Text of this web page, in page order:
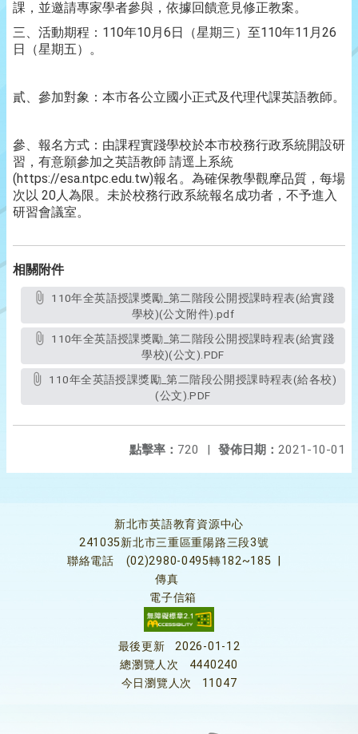
課，並邀請專家學者參與，依據回饋意見修正教案。
三、活動期程：110年10月6日（星期三）至110年11月26
日（星期五）。
貳、參加對象：本市各公立國小正式及代理代課英語教師。
參、報名方式：由課程實踐學校於本市校務行政系統開設研
習，有意願參加之英語教師 請逕上系統
(https://esa.ntpc.edu.tw)報名。為確保教學觀摩品質，每場
次以 20人為限。未於校務行政系統報名成功者，不予進入
研習會議室。
相關附件
學校)(公文附件).pdf
學校)(公文).PDF
(公文).PDF
發佈日期： 2021-10-01
點擊率： 720 |
新北市英語教育資源中心
241035新北市三重區重陽路三段3號
聯絡電話
(02)2980-0495轉182~185
傳真
電子信箱
最後更新
2026-01-12
總瀏覽人次
4440240
今日瀏覽人次
11047